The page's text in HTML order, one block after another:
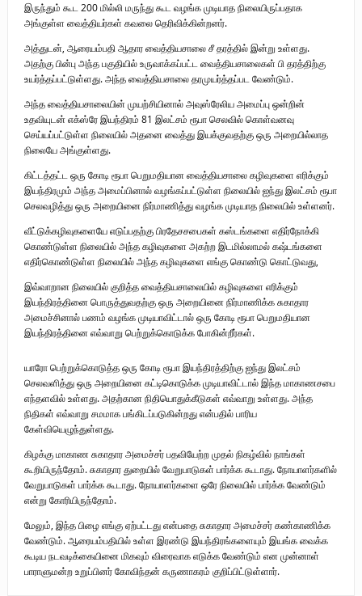
இருந்தும் கூட 200 மில்லி மருந்து கூட வழங்க முடியாத நிலையிருப்பதாக
அங்குள்ள வைத்தியர்கள் கவலை தெரிவிக்கின்றனர்.
அத்துடன், ஆரையம்பதி ஆதார வைத்தியசாலை சீ தரத்தில் இன்று உள்ளது.
அதற்கு பின்பு அந்த பகுதியில் உருவாக்கப்பட்ட வைத்தியசாலைகள் பி தரத்திற்கு
உயர்த்தப்பட்டுள்ளது. அந்த வைத்தியசாலை தரமுயர்த்தப்பட வேண்டும்.
அந்த வைத்தியசாலையின் முயற்சியினால் அவுஸ்ரேலிய அமைப்பு ஒன்றின்
உதவியுடன் எக்ஸ்ரே இயந்திரம் 81 இலட்சம் ரூபா செலவில் கொள்வனவு
செய்யப்பட்டுள்ள நிலையில் அதனை வைத்து இயக்குவதற்கு ஒரு அறையில்லாத
நிலையே அங்குள்ளது.
கிட்டத்தட்ட ஒரு கோடி ரூபா பெறுமதியான வைத்தியசாலை கழிவுகளை எரிக்கும்
இயந்திரமும் அந்த அமைப்பினால் வழங்கப்பட்டுள்ள நிலையில் ஐந்து இலட்சம் ரூபா
செலவழித்து ஒரு அறையினை நிர்மாணித்து வழங்க முடியாத நிலையில் உள்ளனர்.
வீட்டுக்கழிவுகளையே எடுப்பதற்கு பிரதேசசபைகள் கஸ்டங்களை எதிர்நோக்கி
கொண்டுள்ள நிலையில் அந்த கழிவுகளை அகற்ற இடமில்லாமல் கஷ்டங்களை
எதிர்கொண்டுள்ள நிலையில் அந்த கழிவுகளை எங்கு கொண்டு கொட்டுவது,
இவ்வாறான நிலையில் குறித்த வைத்தியசாலையில் கழிவுகளை எரிக்கும்
இயந்திரத்தினை பொருத்துவதற்கு ஒரு அறையினை நிர்மாணிக்க சுகாதார
அமைச்சினால் பணம் வழங்க முடியாவிட்டால் ஒரு கோடி ரூபா பெறுமதியான
இயந்திரத்தினை எவ்வாறு பெற்றுக்கொடுக்க போகின்றீர்கள்.
யாரோ பெற்றுக்கொடுத்த ஒரு கோடி ரூபா இயந்திரத்திற்கு ஐந்து இலட்சம்
செலவளித்து ஒரு அறையினை கட்டிகொடுக்க முடியாவிட்டால் இந்த மாகாணசபை
எந்தளவில் உள்ளது. அதற்கான நிதியொதுக்கீடுகள் எவ்வாறு உள்ளது. அந்த
நிதிகள் எவ்வாறு சமமாக பங்கிடப்படுகின்றது என்பதில் பாரிய
கேள்வியெழுந்துள்ளது.
கிழக்கு மாகாண சுகாதார அமைச்சர் பதவியேற்ற முதல் நிகழ்வில் நாங்கள்
கூறியிருந்தோம். சுகாதார துறையில் வேறுபாடுகள் பார்க்க கூடாது. நோயாளர்களில்
வேறுபாடுகள் பார்க்க கூடாது. நோயாளர்களை ஒரே நிலையில் பார்க்க வேண்டும்
என்று கோரியிருந்தோம்.
மேலும், இந்த பிழை எங்கு ஏற்பட்டது என்பதை சுகாதார அமைச்சர் கண்காணிக்க
வேண்டும். ஆரையம்பதியில் உள்ள இரண்டு இயந்திரங்களையும் இயங்க வைக்க
கூடிய நடவடிக்கையினை மிகவும் விரைவாக எடுக்க வேண்டும் என முன்னாள்
பாராளுமன்ற உறுப்பினர் கோவிந்தன் கருணாகரம் குறிப்பிட்டுள்ளார்.